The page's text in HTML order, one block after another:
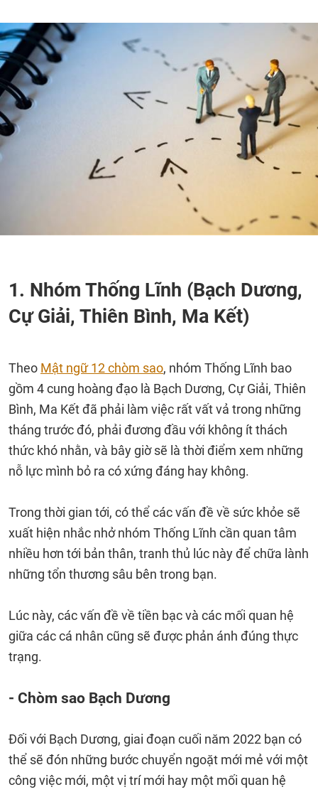
1. Nhóm Thống Lĩnh (Bạch Dương,
Cự Giải, Thiên Bình, Ma Kết)
Theo Mật ngữ 12 chòm sao, nhóm Thống Lĩnh bao
gồm 4 cung hoàng đạo là Bạch Dương, Cự Giải, Thiên
Bình, Ma Kết đã phải làm việc rất vất vả trong những
tháng trước đó, phải đương đầu với không ít thách
thức khó nhằn, và bây giờ sẽ là thời điểm xem những
nỗ lực mình bỏ ra có xứng đáng hay không.
Trong thời gian tới, có thể các vấn đề về sức khỏe sẽ
xuất hiện nhắc nhở nhóm Thống Lĩnh cần quan tâm
nhiều hơn tới bản thân, tranh thủ lúc này để chữa lành
những tổn thương sâu bên trong bạn.
Lúc này, các vấn đề về tiền bạc và các mối quan hệ
giữa các cá nhân cũng sẽ được phản ánh đúng thực
trạng.
- Chòm sao Bạch Dương
Đối với Bạch Dương, giai đoạn cuối năm 2022 bạn có
thể sẽ đón những bước chuyển ngoặt mới mẻ với một
công việc mới, một vị trí mới hay một mối quan hệ